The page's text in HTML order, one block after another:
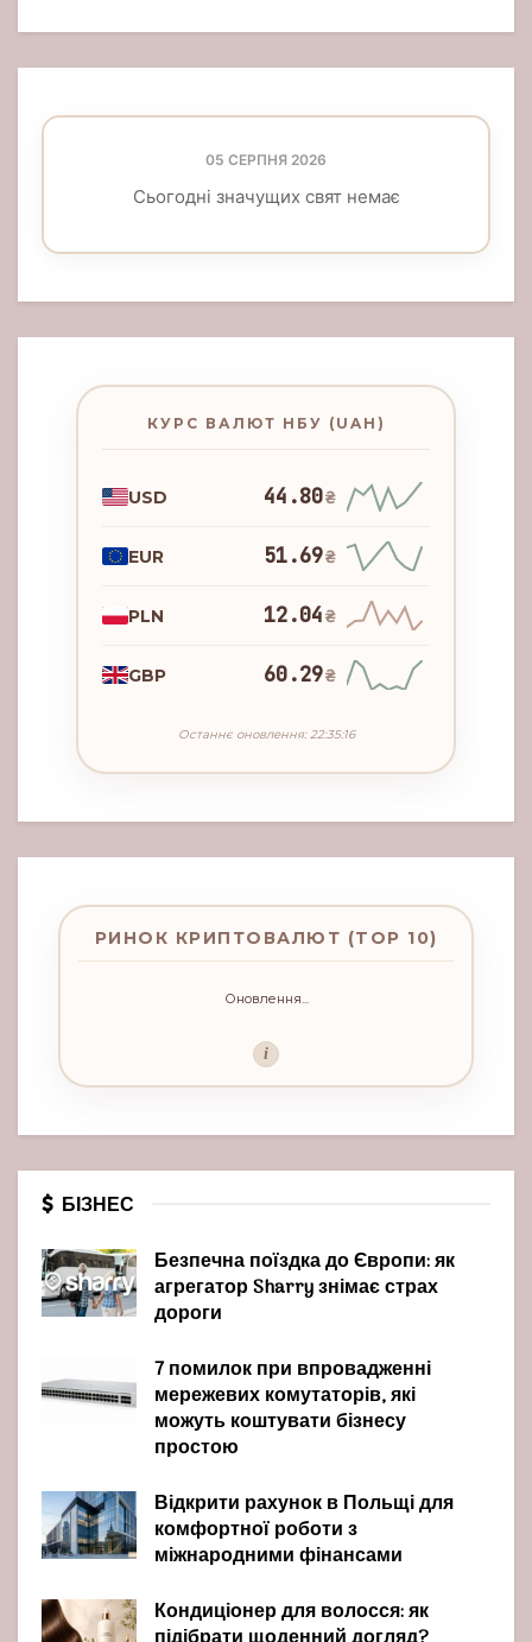
05 СЕРПНЯ 2026
Сьогодні значущих свят немає
КУРС ВАЛЮТ НБУ (UAH)
USD 44.80₴
EUR 51.69₴
PLN 12.04₴
GBP 60.29₴
Останнє оновлення: 22:35:16
РИНОК КРИПТОВАЛЮТ (TOP 10)
Оновлення...
i
БІЗНЕС
Безпечна поїздка до Європи: як
агрегатор Sharry знімає страх
дороги
7 помилок при впровадженні
мережевих комутаторів, які
можуть коштувати бізнесу
простою
Відкрити рахунок в Польщі для
комфортної роботи з
міжнародними фінансами
Кондиціонер для волосся: як